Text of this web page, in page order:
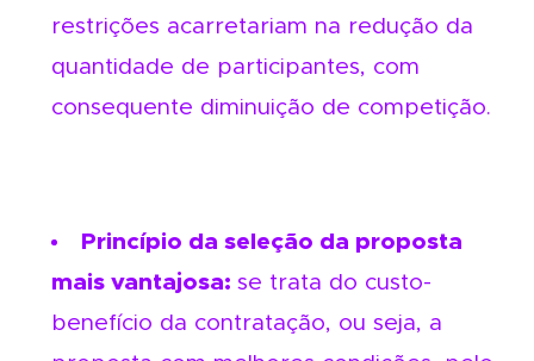
restrições acarretariam na redução da
quantidade de participantes, com
consequente diminuição de competição.
Princípio da seleção da proposta
mais vantajosa:se trata do custo-
benefício da contratação, ou seja, a